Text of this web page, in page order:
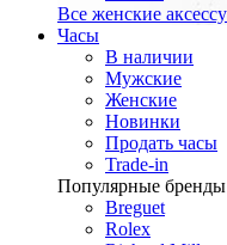
Все женские
Часы
В наличии
Мужские
Женские
Новинки
Продать часы
Trade-in
Популярные бренды
Breguet
Rolex